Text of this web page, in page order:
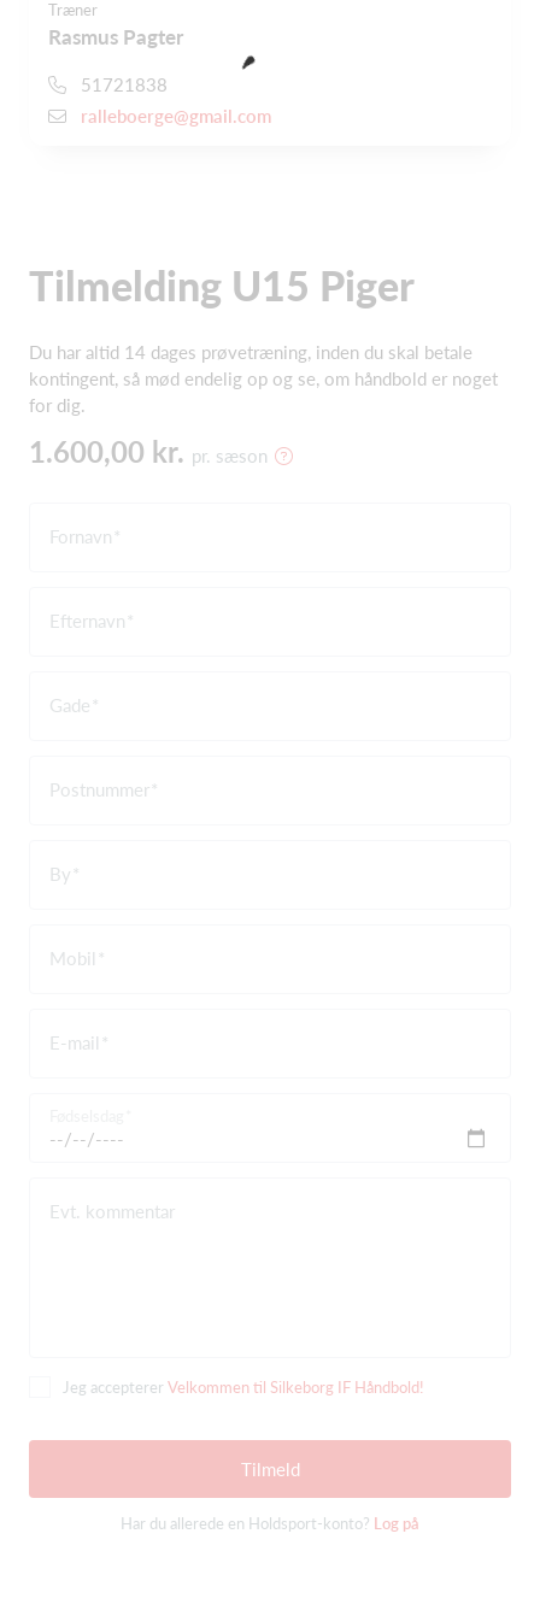
Træner
Rasmus Pagter
51721838
ralleboerge@gmail.com
Tilmelding U15 Piger
Du har altid 14 dages prøvetræning, inden du skal betale
kontingent, så mød endelig op og se, om håndbold er noget
for dig.
1.600,00 kr. pr. sæson
Fornavn
Efternavn
Gade
Postnummer
By
Mobil
E-mail
Evt. kommentar
Jeg accepterer Velkommen til Silkeborg IF Håndbold!
Tilmeld
Har du allerede en Holdsport-konto? Log på